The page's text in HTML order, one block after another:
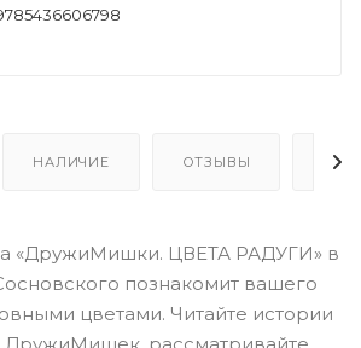
НАЛИЧИЕ ОТЗЫВЫ
«ДружиМишки. ЦВЕТА РАДУГИ» в
познакомит вашего
цветами. Читайте истории
ДружиМишек, рассматривайте